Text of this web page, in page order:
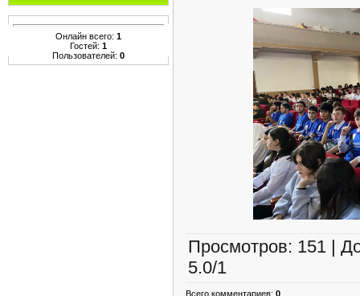
Онлайн всего: 1
Гостей: 1
Пользователей: 0
Просмотров: 151 |
5.0/1
Всего комментариев: 0